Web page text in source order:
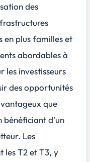
des
en plus familles et
abordables à
les investisseurs
des opportunités
que
bénéficiant d'un
Les
les T2 et T3, y